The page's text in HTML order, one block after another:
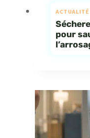
ACTUALITÉ
pour